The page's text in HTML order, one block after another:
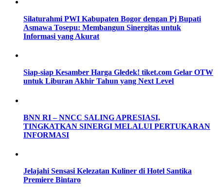
Silaturahmi PWI Kabupaten Bogor dengan Pj Bupati
Asmawa Tosepu: Membangun Sinergitas untuk
Informasi yang Akurat
Siap-siap Kesamber Harga Gledek! tiket.com Gelar OTW
untuk Liburan Akhir Tahun yang Next Level
BNN RI – NNCC SALING APRESIASI,
TINGKATKAN SINERGI MELALUI PERTUKARAN
INFORMASI
Jelajahi Sensasi Kelezatan Kuliner di Hotel Santika
Premiere Bintaro